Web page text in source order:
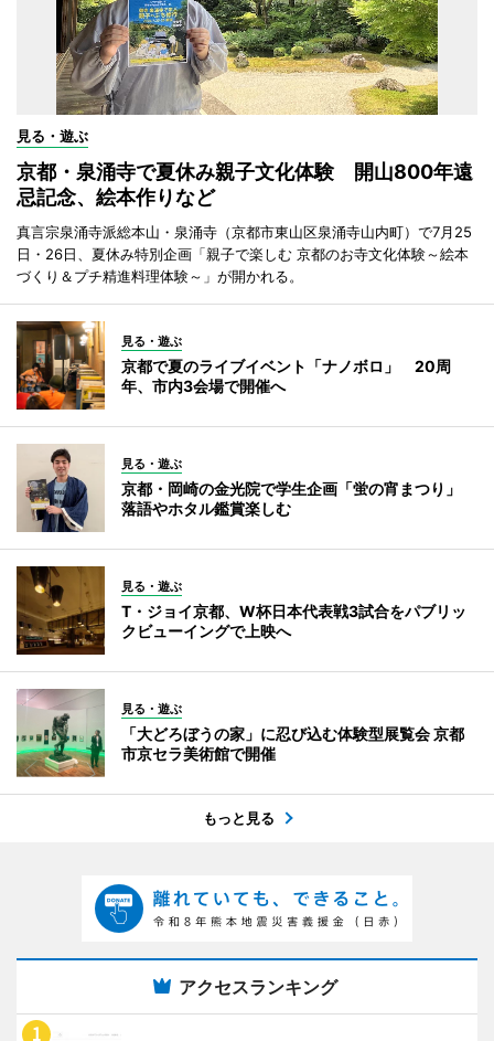
見る・遊ぶ
京都・泉涌寺で夏休み親子文化体験 開山800年遠
忌記念、絵本作りなど
真言宗泉涌寺派総本山・泉涌寺（京都市東山区泉涌寺山内町）で7月25
日・26日、夏休み特別企画「親子で楽しむ 京都のお寺文化体験～絵本
づくり＆プチ精進料理体験～」が開かれる。
見る・遊ぶ
京都で夏のライブイベント「ナノボロ」 20周
年、市内3会場で開催へ
見る・遊ぶ
京都・岡崎の金光院で学生企画「蛍の宵まつり」
落語やホタル鑑賞楽しむ
見る・遊ぶ
T・ジョイ京都、W杯日本代表戦3試合をパブリッ
クビューイングで上映へ
見る・遊ぶ
「大どろぼうの家」に忍び込む体験型展覧会 京都
市京セラ美術館で開催
もっと見る
アクセスランキング